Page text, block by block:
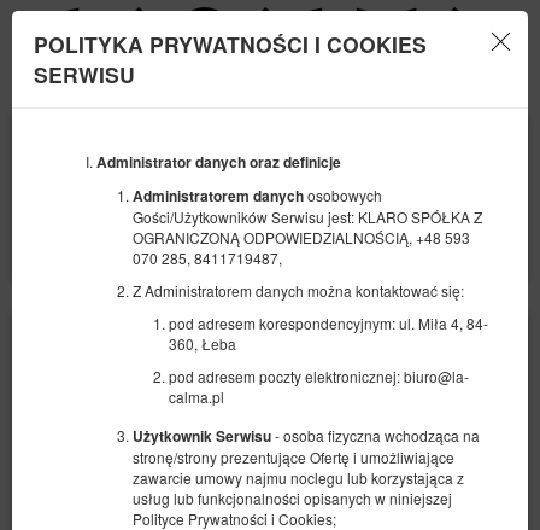
POLITYKA PRYWATNOŚCI I COOKIES
SERWISU
Administrator danych oraz definicje
Administratorem danychosobowych
Gości/Użytkowników Serwisu jest: KLARO SPÓŁKA Z
OGRANICZONĄ ODPOWIEDZIALNOŚCIĄ, +48 593
070 285, 8411719487,
Z Administratorem danych można kontaktować się:
pod adresem korespondencyjnym: ul. Miła 4, 84-
360, Łeba
pod adresem poczty elektronicznej: biuro@la-
calma.pl
Użytkownik Serwisu- osoba fizyczna wchodząca na
stronę/strony prezentujące Ofertę i umożliwiające
zawarcie umowy najmu noclegu lub korzystająca z
usług lub funkcjonalności opisanych w niniejszej
Polityce Prywatności i Cookies;
SIERPNIA
10
SIERPNIA
FILTRY